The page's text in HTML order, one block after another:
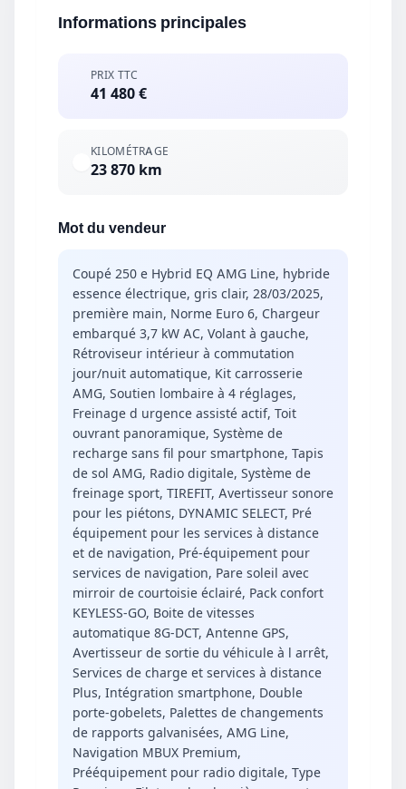
Informations principales
PRIX TTC
41 480 €
KILOMÉTRAGE
23 870 km
Mot du vendeur
Coupé 250 e Hybrid EQ AMG Line, hybride
essence électrique, gris clair, 28/03/2025,
première main, Norme Euro 6, Chargeur
embarqué 3,7 kW AC, Volant à gauche,
Rétroviseur intérieur à commutation
jour/nuit automatique, Kit carrosserie
AMG, Soutien lombaire à 4 réglages,
Freinage d urgence assisté actif, Toit
ouvrant panoramique, Système de
recharge sans fil pour smartphone, Tapis
de sol AMG, Radio digitale, Système de
freinage sport, TIREFIT, Avertisseur sonore
pour les piétons, DYNAMIC SELECT, Pré
équipement pour les services à distance
et de navigation, Pré-équipement pour
services de navigation, Pare soleil avec
mirroir de courtoisie éclairé, Pack confort
KEYLESS-GO, Boite de vitesses
automatique 8G-DCT, Antenne GPS,
Avertisseur de sortie du véhicule à l arrêt,
Services de charge et services à distance
Plus, Intégration smartphone, Double
porte-gobelets, Palettes de changements
de rapports galvanisées, AMG Line,
Navigation MBUX Premium,
Prééquipement pour radio digitale, Type